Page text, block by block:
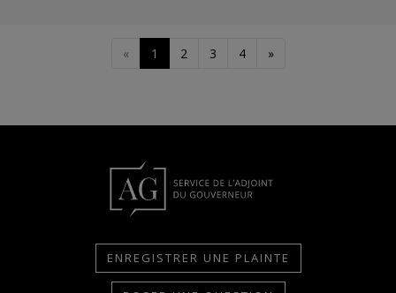
« 1 2 3 4 »
ENREGISTRER UNE PLAINTE